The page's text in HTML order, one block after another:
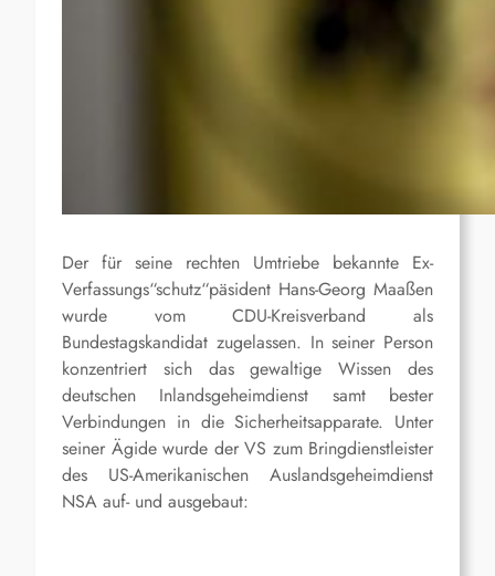
Der für seine rechten Umtriebe bekannte Ex-
Verfassungs“schutz“päsident Hans-Georg Maaßen
wurde vom CDU-Kreisverband als
Bundestagskandidat zugelassen. In seiner Person
konzentriert sich das gewaltige Wissen des
deutschen Inlandsgeheimdienst samt bester
Verbindungen in die Sicherheitsapparate. Unter
seiner Ägide wurde der VS zum Bringdienstleister
des US-Amerikanischen Auslandsgeheimdienst
NSA auf- und ausgebaut: